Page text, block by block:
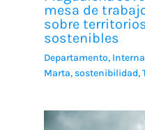
mesa de
sobre
sostenibles
Departamento,
Marta,sostenibilidad,